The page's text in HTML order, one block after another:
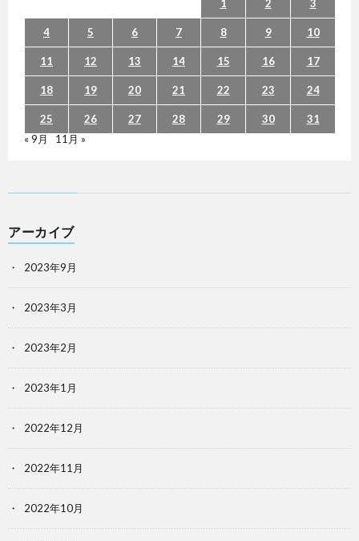
1 2 3
4 5 6 7 8 9 10
11 12 13 14 15 16 17
18 19 20 21 22 23 24
25 26 27 28 29 30
31
« 9月
11月 »
アーカイブ
2023年9月
2023年3月
2023年2月
2023年1月
2022年12月
2022年11月
2022年10月